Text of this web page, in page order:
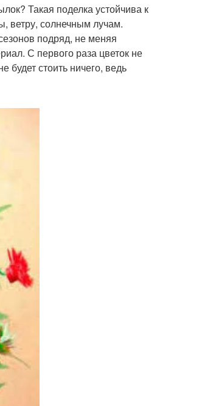
Такая поделка устойчива к
ветру, солнечным лучам.
подряд, не меняя
С первого раза цветок не
будет стоить ничего, ведь